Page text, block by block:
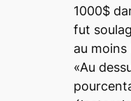
1000$
fut
au moins
«Au